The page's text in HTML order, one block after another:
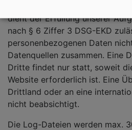
Person sind nicht möglich.
dient der Erfüllung unserer
nach § 6 Ziffer 3 DSG-EKD
personenbezogenen Daten
Datenquellen zusammen. Eine
Dritte findet nur statt, soweit
Website erforderlich ist. Eine
Drittland oder an eine
nicht beabsichtigt.
Die Log-Dateien werden max.